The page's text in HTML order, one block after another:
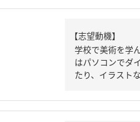
【志望動機】
学校で美術を学
はパソコンでダ
たり、イラスト